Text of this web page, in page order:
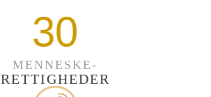
30
MENNESKE-
RETTIGHEDER